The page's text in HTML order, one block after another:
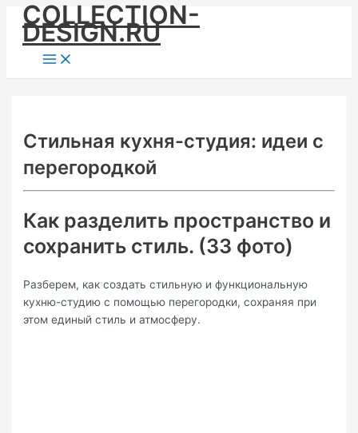
Skip
content
COLLECTION-
DESIGN.RU
Main
Menu
Стильная кухня-студия: идеи с
перегородкой
Как разделить пространство и
сохранить стиль. (33 фото)
Разберем, как создать стильную и функциональную
кухню-студию с помощью перегородки, сохраняя при
этом единый стиль и атмосферу.